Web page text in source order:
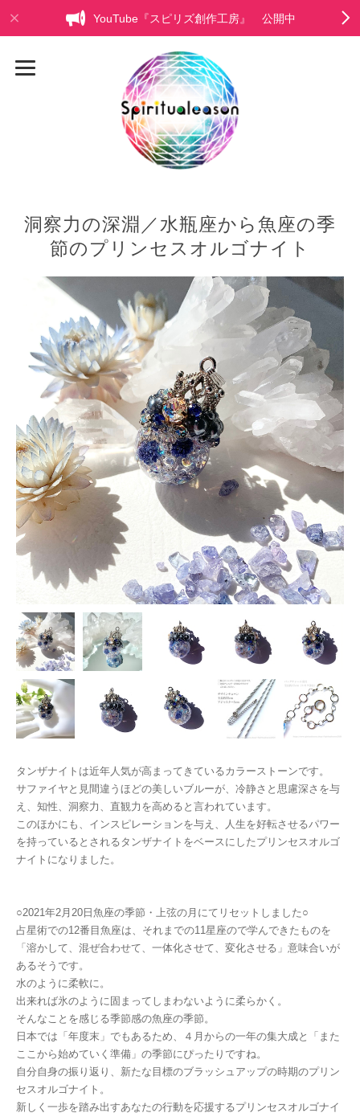
YouTube『スピリズ創作工房』 公開中
洞察力の深淵／水瓶座から魚座の季
節のプリンセスオルゴナイト
タンザナイトは近年人気が高まってきているカラーストーンです。
サファイヤと見間違うほどの美しいブルーが、冷静さと思慮深さを与
え、知性、洞察力、直観力を高めると言われています。
このほかにも、インスピレーションを与え、人生を好転させるパワー
を持っているとされるタンザナイトをベースにしたプリンセスオルゴ
ナイトになりました。
○2021年2月20日魚座の季節・上弦の月にてリセットしました○
占星術での12番目魚座は、それまでの11星座ので学んできたものを
「溶かして、混ぜ合わせて、一体化させて、変化させる」意味合いが
あるそうです。
水のように柔軟に。
出来れば氷のように固まってしまわないように柔らかく。
そんなことを感じる季節感の魚座の季節。
日本では「年度末」でもあるため、４月からの一年の集大成と「また
ここから始めていく準備」の季節にぴったりですね。
自分自身の振り返り、新たな目標のブラッシュアップの時期のプリン
セスオルゴナイト。
新しく一歩を踏み出すあなたの行動を応援するプリンセスオルゴナイ